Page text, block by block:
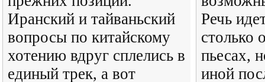
Иранский и тайваньский
вопросы по китайскому
хотению вдруг сплелись в
единый трек, а вот
Речь
столько
пьесах,
иной